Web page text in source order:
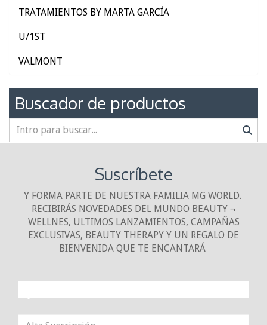
TRATAMIENTOS BY MARTA GARCÍA
U/1ST
VALMONT
Buscador de productos
Suscríbete
Y FORMA PARTE DE NUESTRA FAMILIA MG WORLD.
RECIBIRÁS NOVEDADES DEL MUNDO BEAUTY ¬
WELLNES, ULTIMOS LANZAMIENTOS, CAMPAÑAS
EXCLUSIVAS, BEAUTY THERAPY Y UN REGALO DE
BIENVENIDA QUE TE ENCANTARÁ